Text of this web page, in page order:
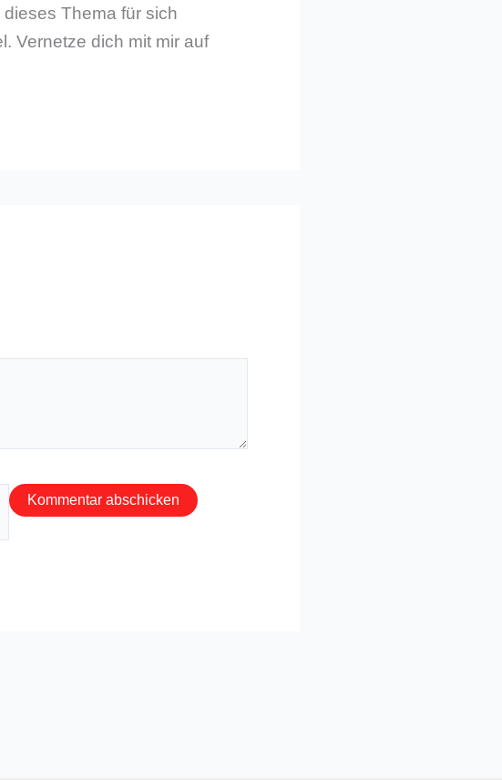
Thema für sich
Vernetze dich mit mir auf